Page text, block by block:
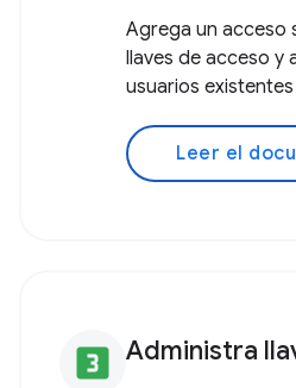
Agrega un acceso
llaves de acceso y
usuarios
Leer el
looks_3 Administra